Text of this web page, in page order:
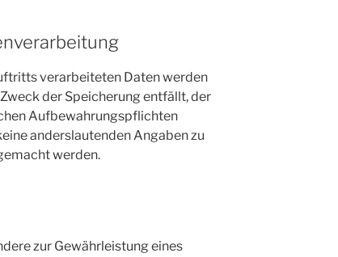
verarbeiteten Daten werden
der Speicherung entfällt, der
Aufbewahrungspflichten
anderslautenden Angaben zu
werden.
zur Gewährleistung eines